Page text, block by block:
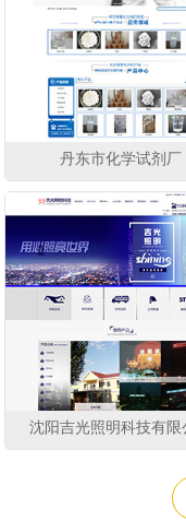
丹东市化学试剂厂
沈阳吉光照明科技有限